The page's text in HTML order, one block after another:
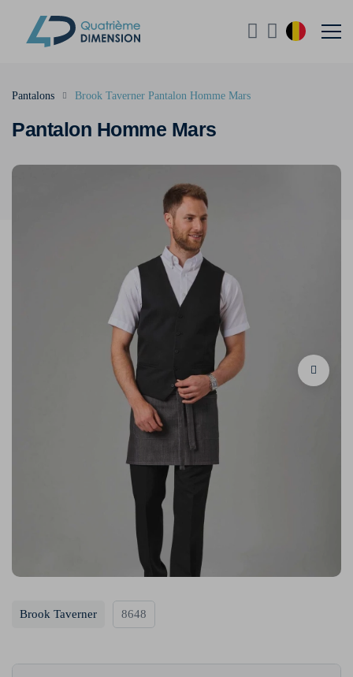
Pantalon Homme Mars
Pantalons Brook Taverner Pantalon Homme Mars
Brook Taverner 8648